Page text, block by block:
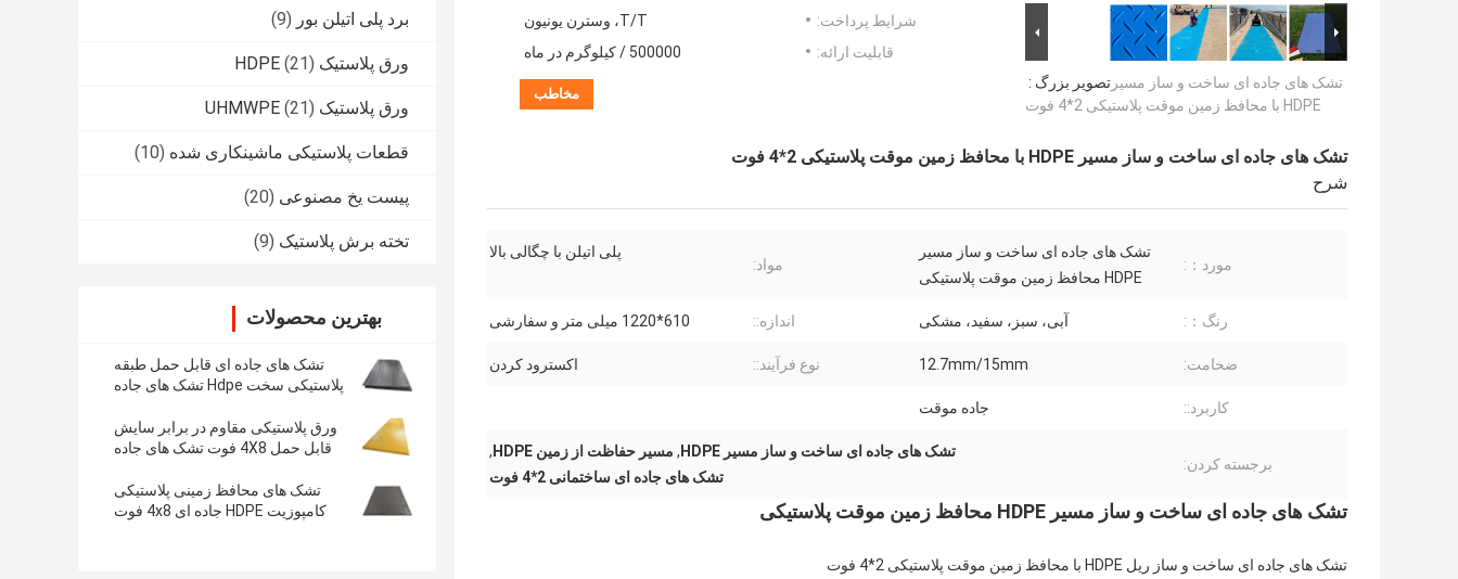
برد پلی اتیلن بور (9)
ورق پلاستیک HDPE (21)
ورق پلاستیک UHMWPE (21)
قطعات پلاستیکی ماشینکاری شده (10)
پیست یخ مصنوعی (20)
تخته برش پلاستیک (9)
بهترین محصولات
تشک های جاده ای قابل حمل طبقه
پلاستیکی سخت Hdpe تشک های جاده
ورق پلاستیکی مقاوم در برابر سایش
قابل حمل 4X8 فوت تشک های جاده
تشک های محافظ زمینی پلاستیکی
کامپوزیت HDPE جاده ای 4x8 فوت
تصویر بزرگ : تشک های جاده ای ساخت و ساز مسیر
HDPE با محافظ زمین موقت پلاستیکی 2*4 فوت
شرایط پرداخت:
T/T، وسترن یونیون
قابلیت ارائه:
500000 / کیلوگرم در ماه
مخاطب
تشک های جاده ای ساخت و ساز مسیر HDPE با محافظ زمین موقت پلاستیکی 2*4 فوت
شرح
مورد：:
تشک های جاده ای ساخت و ساز مسیر
HDPE محافظ زمین موقت پلاستیکی
مواد:
پلی اتیلن با چگالی بالا
رنگ：: آبی، سبز، سفید، مشکی اندازه:: 610*1220 میلی متر و سفارشی
ضخامت: 12.7mm/15mm نوع فرآیند:: اکسترود کردن
کاربرد:: جاده موقت
برجسته کردن:
تشک های جاده ای ساخت و ساز مسیر HDPE , مسیر حفاظت از زمین HDPE
,
تشک های جاده ای ساختمانی 2*4 فوت
تشک های جاده ای ساخت و ساز مسیر HDPE محافظ زمین موقت پلاستیکی
تشک های جاده ای ساخت و ساز ریل HDPE با محافظ زمین موقت پلاستیکی 2*4 فوت